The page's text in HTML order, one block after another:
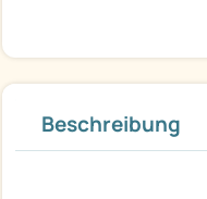
Beschreibung